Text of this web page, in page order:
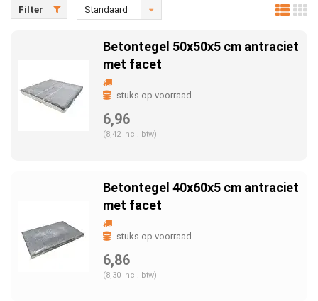
Filter Standaard
Betontegel 50x50x5 cm antraciet
met facet
stuks op voorraad
6,96
(8,42 Incl. btw)
Betontegel 40x60x5 cm antraciet
met facet
stuks op voorraad
6,86
(8,30 Incl. btw)